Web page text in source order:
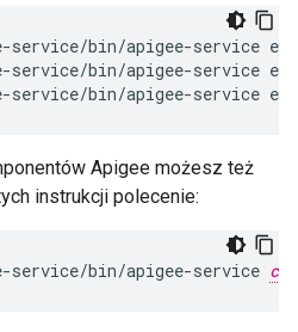
service/bin/apigee-service
service/bin/apigee-service
Apigee możesz też
instrukcji polecenie:
service/bin/apigee-service